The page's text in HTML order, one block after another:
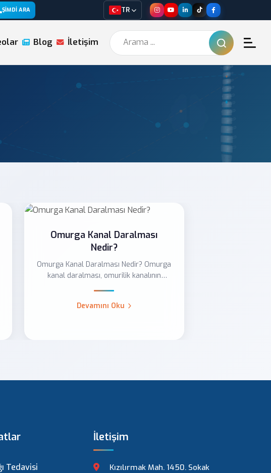
ŞIMDI ARA TR
Blog İletişim
Omurga Kanal Daralması
Nedir?
Omurga Kanal Daralması Nedir? Omurga
kanal daralması, omurilik kanalının
Devamını Oku
Tedavisi
İletişim
Kızılırmak Mah. 1450. Sokak